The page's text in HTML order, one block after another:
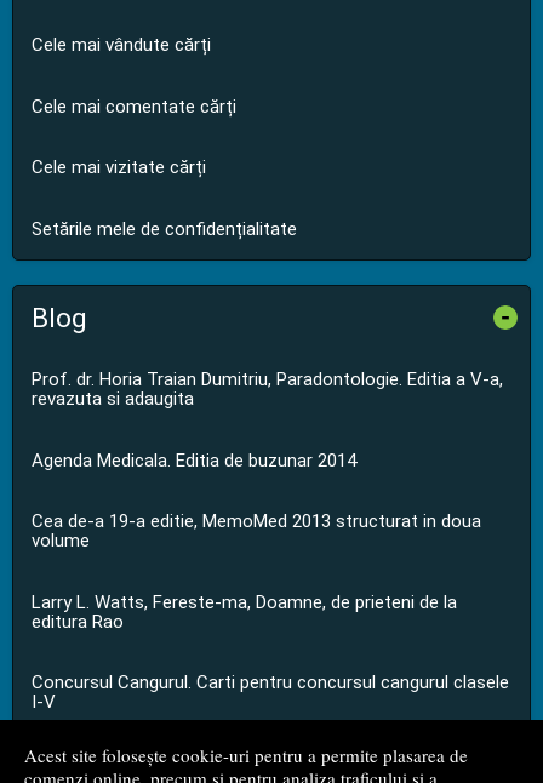
Acest site folosește cookie-uri pentru a permite plasarea de
comenzi online, precum și pentru analiza traficului și a
Cele mai vândute cărți
Cele mai comentate cărți
Cele mai vizitate cărți
Setările mele de confidențialitate
Blog -
Prof. dr. Horia Traian Dumitriu, Paradontologie. Editia a V-a,
revazuta si adaugita
Agenda Medicala. Editia de buzunar 2014
Cea de-a 19-a editie, MemoMed 2013 structurat in doua
volume
Larry L. Watts, Fereste-ma, Doamne, de prieteni de la
editura Rao
Concursul Cangurul. Carti pentru concursul cangurul clasele
I-V
...toate știrile